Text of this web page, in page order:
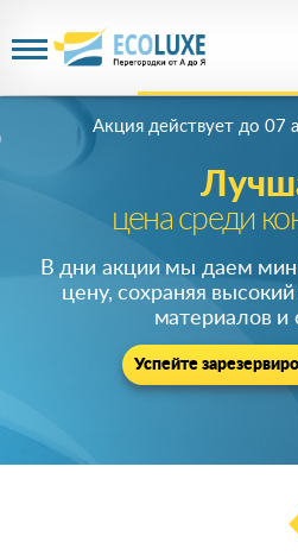
цена среди
Акция действует до 07
В дни акции мы даем
цену, сохраняя
материалов и
Успейте